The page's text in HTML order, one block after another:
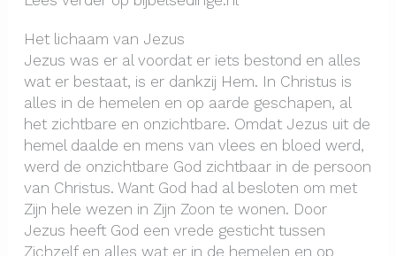
Het lichaam van Jezus
Jezus was er al voordat er iets bestond en alles
wat er bestaat, is er dankzij Hem. In Christus is
alles in de hemelen en op aarde geschapen, al
het zichtbare en onzichtbare. Omdat Jezus uit de
hemel daalde en mens van vlees en bloed werd,
werd de onzichtbare God zichtbaar in de persoon
van Christus. Want God had al besloten om met
Zijn hele wezen in Zijn Zoon te wonen. Door
Jezus heeft God een vrede gesticht tussen
Zichzelf en alles wat er in de hemelen en op